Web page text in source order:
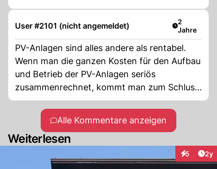
User #2101 (nicht angemeldet) Artikel
2
Jahre
PV-Anlagen sind alles andere als rentabel.
Wenn man die ganzen Kosten für den Aufbau
und Betrieb der PV-Anlagen seriös
zusammenrechnet, kommt man zum Schluss,
dass eine PV-Anlage erst nach 15-17 Jahren
Gewinn abwirft. Dann ist der Leistungsgrad
aber auf wesentlich unter 80% gesunken!
Alle Kommentare anzeigen
Weiterlesen
5 2y